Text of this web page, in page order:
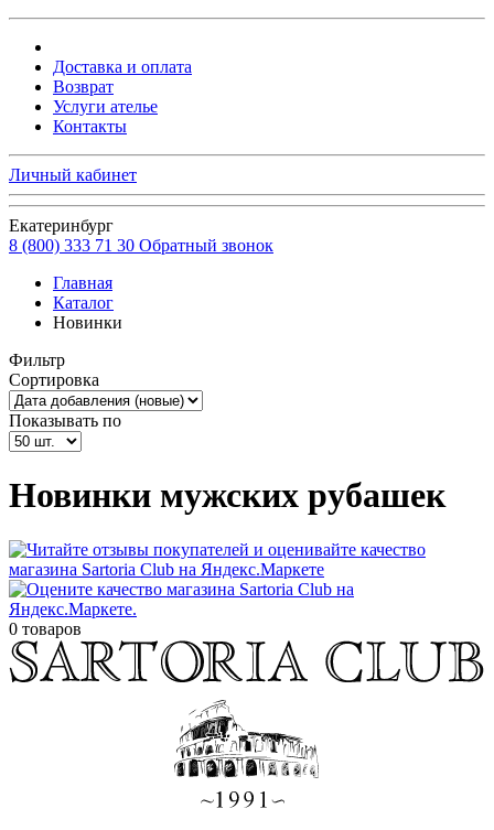
Доставка и оплата
Возврат
Услуги ателье
Контакты
Личный кабинет
Екатеринбург
8 (800) 333 71 30 Обратный звонок
Главная
Каталог
Новинки
Фильтр
Сортировка
Показывать по
Новинки мужских рубашек
0 товаров